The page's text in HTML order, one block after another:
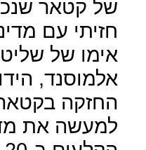
של קטאר
חזיתי עם
אימו של
אלמוסנד,
החזקה
למעשה את